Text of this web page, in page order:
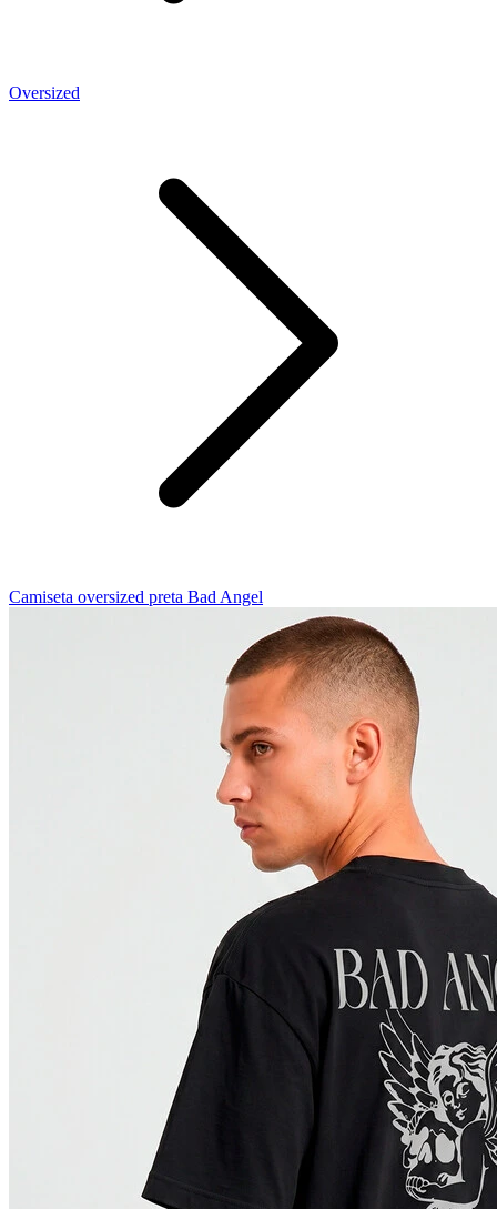
Oversized
Camiseta oversized preta Bad Angel